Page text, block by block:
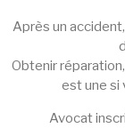
Après un
Obtenir
est une si
Avocat